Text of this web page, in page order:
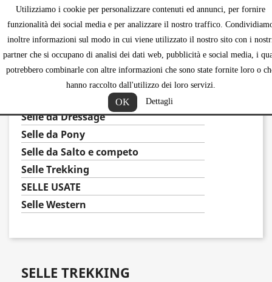
Utilizziamo i cookie per personalizzare contenuti ed annunci, per fornire
funzionalità dei social media e per analizzare il nostro traffico.
inoltre informazioni sul modo in cui viene utilizzato il nostro sito con i
partner che si occupano di analisi dei dati web, pubblicità e social media, i
potrebbero combinarle con altre informazioni che sono state fornite loro o
hanno raccolto dall'utilizzo dei loro servizi.
OK Dettagli

SELLE E ACCESSORI SPAGNOLI
Selle da Dressage
Selle da Pony
Selle da Salto e competo
Selle Trekking
SELLE USATE
Selle Western
SELLE TREKKING